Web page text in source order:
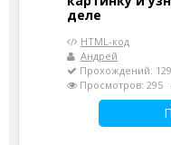
деле
HTML-код
Андрей
Прохождений: 129
Просмотров: 295